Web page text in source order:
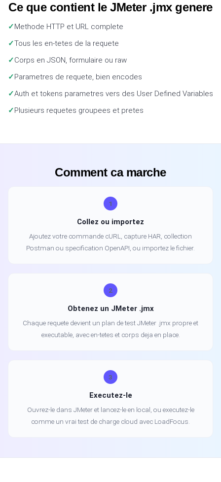
Ce que contient le JMeter .jmx genere
Methode HTTP et URL complete
Tous les en-tetes de la requete
Corps en JSON, formulaire ou raw
Parametres de requete, bien encodes
Auth et tokens parametres vers des User Defined Variables
Plusieurs requetes groupees et pretes
Comment ca marche
1
Collez ou importez
Ajoutez votre commande cURL, capture HAR, collection
Postman ou specification OpenAPI, ou importez le fichier.
2
Obtenez un JMeter .jmx
Chaque requete devient un plan de test JMeter .jmx propre et
executable, avec en-tetes et corps deja en place.
3
Executez-le
Ouvrez-le dans JMeter et lancez-le en local, ou executez-le
comme un vrai test de charge cloud avec LoadFocus.